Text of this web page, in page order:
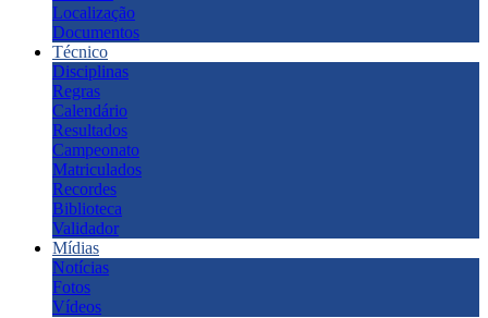
Localização
Documentos
Técnico
Disciplinas
Regras
Calendário
Resultados
Campeonato
Matriculados
Recordes
Biblioteca
Validador
Mídias
Notícias
Fotos
Vídeos